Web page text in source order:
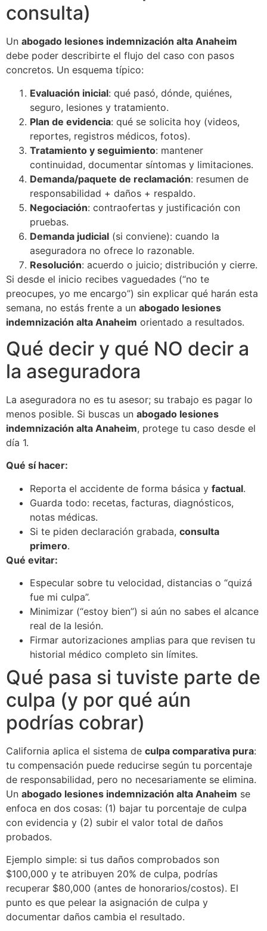
consulta)
Un abogado lesiones indemnización alta Anaheim
debe poder describirte el flujo del caso con pasos
concretos. Un esquema típico:
Evaluación inicial: qué pasó, dónde, quiénes,
seguro, lesiones y tratamiento.
Plan de evidencia: qué se solicita hoy (videos,
reportes, registros médicos, fotos).
Tratamiento y seguimiento: mantener
continuidad, documentar síntomas y limitaciones.
Demanda/paquete de reclamación: resumen de
responsabilidad + daños + respaldo.
Negociación: contraofertas y justificación con
pruebas.
Demanda judicial (si conviene): cuando la
aseguradora no ofrece lo razonable.
Resolución: acuerdo o juicio; distribución y cierre.
Si desde el inicio recibes vaguedades (“no te
preocupes, yo me encargo”) sin explicar qué harán esta
semana, no estás frente a un abogado lesiones
indemnización alta Anaheim orientado a resultados.
Qué decir y qué NO decir a
la aseguradora
La aseguradora no es tu asesor; su trabajo es pagar lo
menos posible. Si buscas un abogado lesiones
indemnización alta Anaheim, protege tu caso desde el
día 1.
Qué sí hacer:
Reporta el accidente de forma básica y factual.
Guarda todo: recetas, facturas, diagnósticos,
notas médicas.
Si te piden declaración grabada, consulta
primero.
Qué evitar:
Especular sobre tu velocidad, distancias o “quizá
fue mi culpa”.
Minimizar (“estoy bien”) si aún no sabes el alcance
real de la lesión.
Firmar autorizaciones amplias para que revisen tu
historial médico completo sin límites.
Qué pasa si tuviste parte de
culpa (y por qué aún
podrías cobrar)
California aplica el sistema de culpa comparativa pura:
tu compensación puede reducirse según tu porcentaje
de responsabilidad, pero no necesariamente se elimina.
Un abogado lesiones indemnización alta Anaheim se
enfoca en dos cosas: (1) bajar tu porcentaje de culpa
con evidencia y (2) subir el valor total de daños
probados.
Ejemplo simple: si tus daños comprobados son
$100,000 y te atribuyen 20% de culpa, podrías
recuperar $80,000 (antes de honorarios/costos). El
punto es que pelear la asignación de culpa y
documentar daños cambia el resultado.